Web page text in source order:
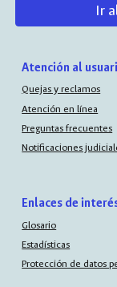
Ir
Atención al
Quejas y reclamos
Atención en línea
Preguntas frecuentes
Notificaciones
Enlaces de
Glosario
Estadísticas
Protección de datos